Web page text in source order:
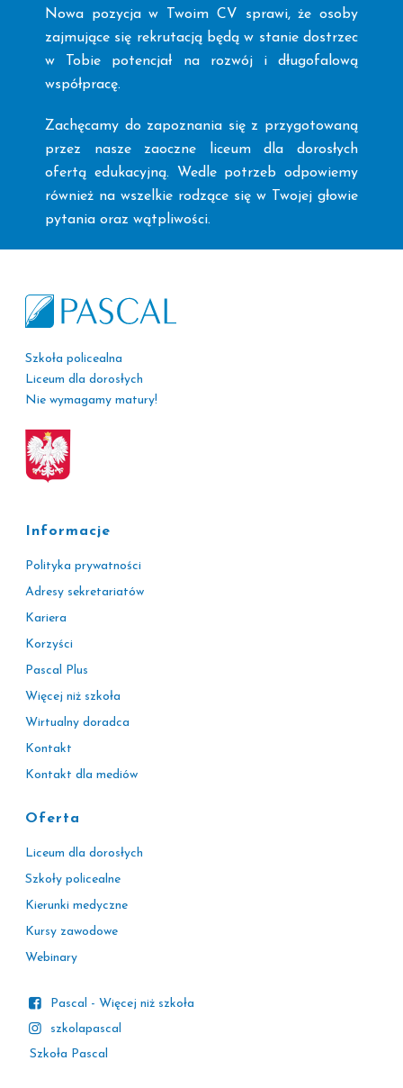
Nowa pozycja w Twoim CV sprawi, że osoby
zajmujące się rekrutacją będą w stanie dostrzec
w Tobie potencjał na rozwój i długofalową
współpracę.
Zachęcamy do zapoznania się z przygotowaną
przez nasze zaoczne liceum dla dorosłych
ofertą edukacyjną. Wedle potrzeb odpowiemy
również na wszelkie rodzące się w Twojej głowie
pytania oraz wątpliwości.
Szkoła policealna
Liceum dla dorosłych
Nie wymagamy matury!
Informacje
Polityka prywatności
Adresy sekretariatów
Kariera
Korzyści
Pascal Plus
Więcej niż szkoła
Wirtualny doradca
Kontakt
Kontakt dla mediów
Oferta
Liceum dla dorosłych
Szkoły policealne
Kierunki medyczne
Kursy zawodowe
Webinary
Pascal - Więcej niż szkoła
szkolapascal
Szkoła Pascal